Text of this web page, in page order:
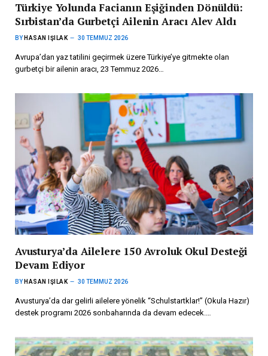
Türkiye Yolunda Facianın Eşiğinden Dönüldü:
Sırbistan’da Gurbetçi Ailenin Aracı Alev Aldı
BY HASAN IŞILAK 30 TEMMUZ 2026
Avrupa’dan yaz tatilini geçirmek üzere Türkiye’ye gitmekte olan
gurbetçi bir ailenin aracı, 23 Temmuz 2026…
Avusturya’da Ailelere 150 Avroluk Okul Desteği
Devam Ediyor
BY HASAN IŞILAK 30 TEMMUZ 2026
Avusturya’da dar gelirli ailelere yönelik “Schulstartklar!” (Okula Hazır)
destek programı 2026 sonbaharında da devam edecek.…